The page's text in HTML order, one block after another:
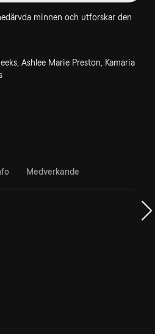
minnen och utforskar den
Ashlee Marie Preston, Kamaria
Medverkande